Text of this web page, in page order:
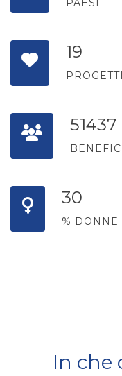
PAESI
26
PROGETTI
72500
43
%
In che